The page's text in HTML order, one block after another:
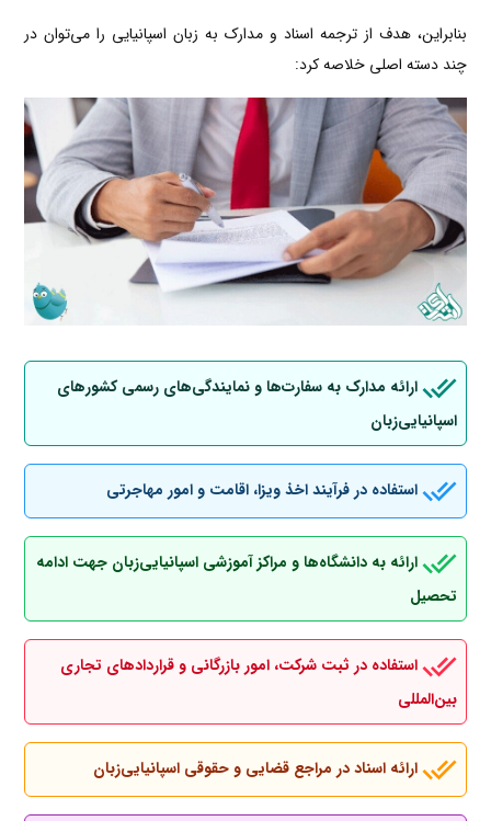
بنابراین، هدف از ترجمه اسناد و مدارک به زبان اسپانیایی را می‌توان در
چند دسته اصلی خلاصه کرد:
ارائه مدارک به سفارت‌ها و نمایندگی‌های رسمی کشورهای
اسپانیایی‌زبان
استفاده در فرآیند اخذ ویزا، اقامت و امور مهاجرتی
ارائه به دانشگاه‌ها و مراکز آموزشی اسپانیایی‌زبان جهت ادامه
تحصیل
استفاده در ثبت شرکت، امور بازرگانی و قراردادهای تجاری
بین‌المللی
ارائه اسناد در مراجع قضایی و حقوقی اسپانیایی‌زبان